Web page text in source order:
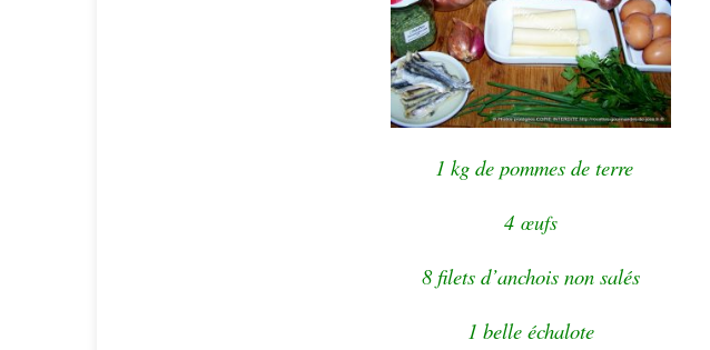
1 kg de pommes de terre
4 œufs
8 filets d’anchois non salés
1 belle échalote